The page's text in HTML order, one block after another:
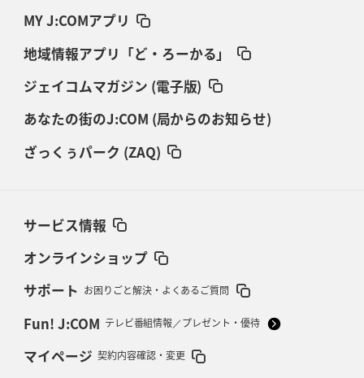
MY J:COMアプリ
地域情報アプリ「ど・ろーかる」
ジェイコムマガジン (電子版)
あなたの街のJ:COM (局からのお知らせ)
ざっくぅパーク (ZAQ)
サービス情報
オンラインショップ
サポート お困りごと解決・よくあるご質問
Fun! J:COM テレビ番組情報／プレゼント・優待
マイページ 契約内容確認・変更